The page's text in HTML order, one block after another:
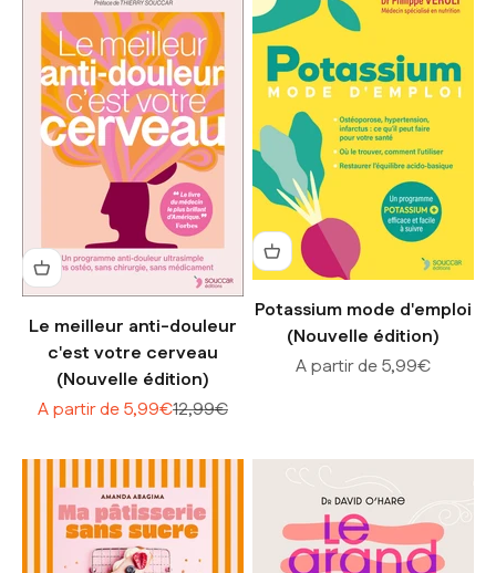
Le meilleur anti-douleur
c'est votre cerveau
(Nouvelle édition)
Prix de vente
A partir de 5,99€Prix normal
12,99€
Potassium mode d'emploi
(Nouvelle édition)
Prix de vente
A partir de 5,99€